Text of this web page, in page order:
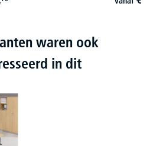
waren ook
in dit